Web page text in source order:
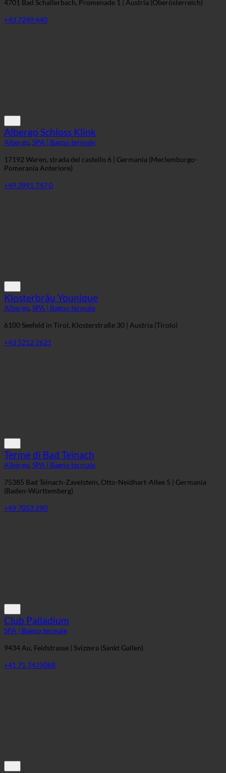
4701 Bad Schallerbach, Promenade 1 | Austria (Oberösterreich)
+43 7249 440
Albergo Schloss Klink
Albergo, SPA | Bagno termale
17192 Waren, strada del castello 6 | Germania (Meclemburgo-
Pomerania Anteriore)
+49 3991 747 0
Klosterbräu Younique
Albergo, SPA | Bagno termale
6100 Seefeld in Tirol, Klosterstraße 30 | Austria (Tirolo)
+43 5212 2621
Terme di Bad Teinach
Albergo, SPA | Bagno termale
75385 Bad Teinach-Zavelstein, Otto-Neidhart-Allee 5 | Germania
(Baden-Württemberg)
+49 7053 290
Club Palladium
SPA | Bagno termale
9434 Au, Feldstrasse | Svizzera (Sankt Gallen)
+41 71 7475088